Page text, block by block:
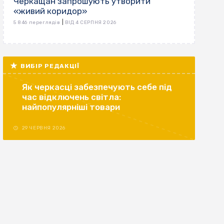
«живий коридор»
5 846 переглядів ВІД 4 СЕРПНЯ 2026
ВИБІР РЕДАКЦІЇ
Як черкасці забезпечують себе під
час відключень світла:
найпопулярніші товари
29 ЧЕРВНЯ 2026